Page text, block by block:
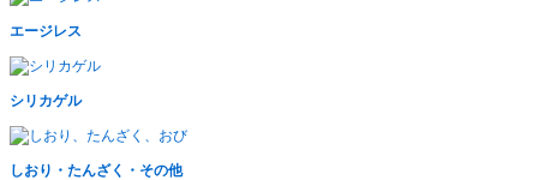
エージレス
シリカゲル
しおり・たんざく・その他